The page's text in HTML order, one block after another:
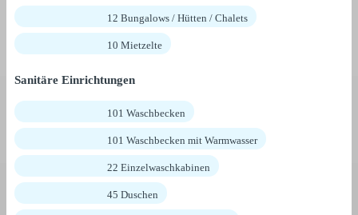
12 Bungalows / Hütten / Chalets
10 Mietzelte
Sanitäre Einrichtungen
101 Waschbecken
101 Waschbecken mit Warmwasser
22 Einzelwaschkabinen
45 Duschen